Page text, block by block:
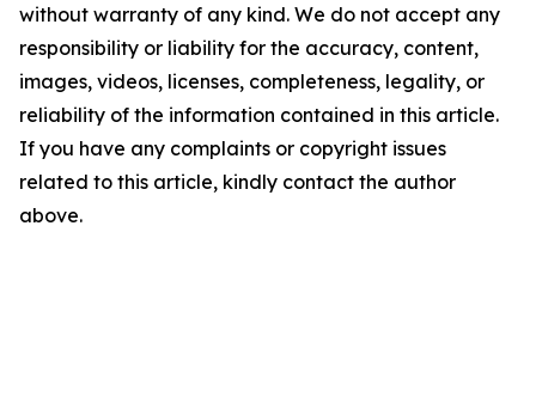
without warranty of any kind. We do not accept any
responsibility or liability for the accuracy, content,
images, videos, licenses, completeness, legality, or
reliability of the information contained in this article.
If you have any complaints or copyright issues
related to this article, kindly contact the author
above.